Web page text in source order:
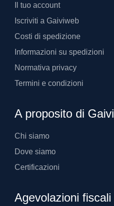
Il tuo account
Iscriviti a Gaiviweb
Costi di spedizione
Informazioni su spedizioni
Normativa privacy
Termini e condizioni
A proposito di Gaivi
Chi siamo
Dove siamo
Certificazioni
Agevolazioni fiscali